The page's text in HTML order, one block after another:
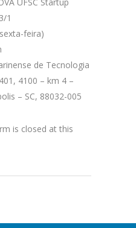
1
feira)
de Tecnologia
4100 – km 4 –
– SC, 88032-005
is closed at this